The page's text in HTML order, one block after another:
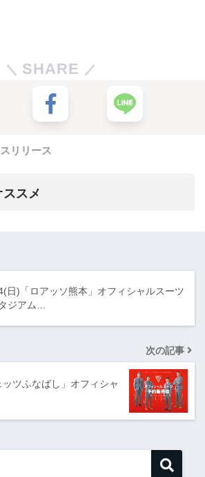
SHARE
リリース
スメ
日)「ロアッソ熊本」オフィシャルスーツ
ジアム…
次の記事
ツふなばし」オフィシャ